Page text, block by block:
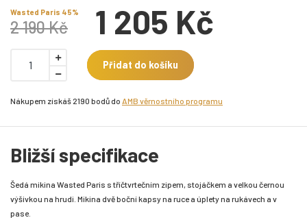
Wasted Paris 45%
2 190 Kč 1 205 Kč
Přidat do košíku
Nákupem získáš 2190 bodů do AMB věrnostního programu
Bližší specifikace
Šedá mikina Wasted Paris s tříčtvrtečním zipem, stojáčkem a velkou černou
výšivkou na hrudi. Mikina dvě boční kapsy na ruce a úplety na rukávech a v
pase.